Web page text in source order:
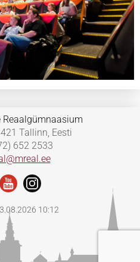
Tallinn, Eesti
652 2533
10:12